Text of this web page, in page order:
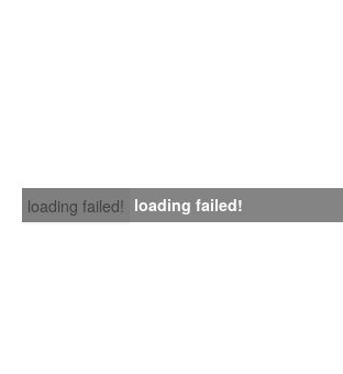
loading failed! loading failed!